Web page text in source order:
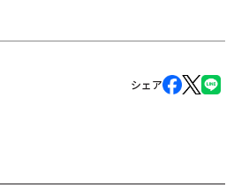
シェア